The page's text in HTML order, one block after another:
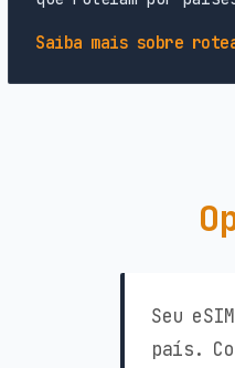
Saiba mais sobre
Seu
país.